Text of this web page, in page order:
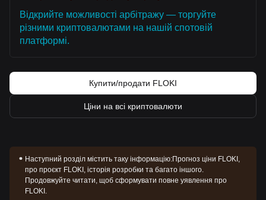
Відкрийте можливості арбітражу — торгуйте
різними криптовалютами на нашій спотовій
платформі.
Купити/продати FLOKI
Ціни на всі криптовалюти
Наступний розділ містить таку інформацію:Прогноз ціни FLOKI,
про проєкт FLOKI, історія розробки та багато іншого.
Продовжуйте читати, щоб сформувати повне уявлення про
FLOKI.